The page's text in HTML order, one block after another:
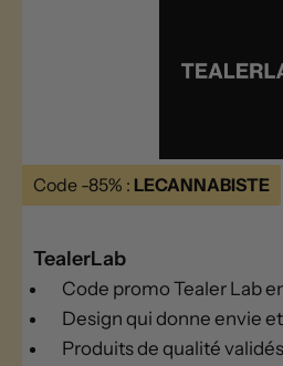
Code -85% : LECANNABISTE
TealerLab
Code promo Tealer Lab
Design qui donne envie
Produits de qualité